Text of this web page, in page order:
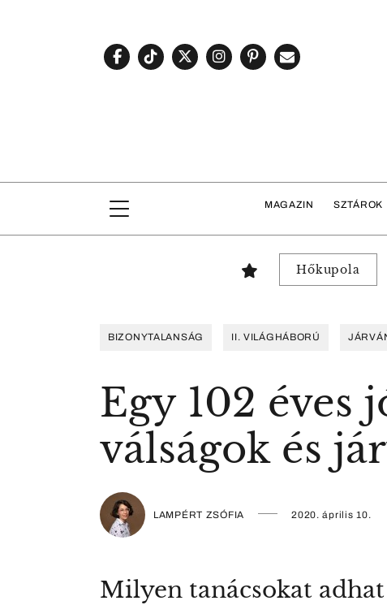
MAGAZIN SZTÁROK
Hőkupola
BIZONYTALANSÁG II. VILÁGHÁBORÚ
Egy 102 éves
válságok és
LAMPÉRT ZSÓFIA 2020. április 10.
Milyen tanácsokat